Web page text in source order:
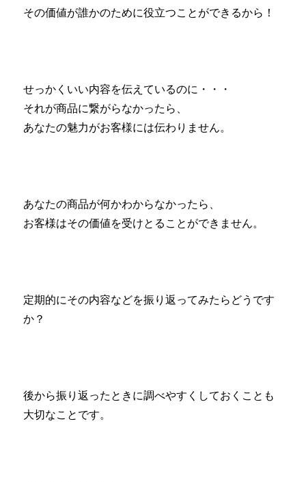
その価値が誰かのために役立つことができるから！
せっかくいい内容を伝えているのに・・・
それが商品に繋がらなかったら、
あなたの魅力がお客様には伝わりません。
あなたの商品が何かわからなかったら、
お客様はその価値を受けとることができません。
定期的にその内容などを振り返ってみたらどうです
か？
後から振り返ったときに調べやすくしておくことも
大切なことです。